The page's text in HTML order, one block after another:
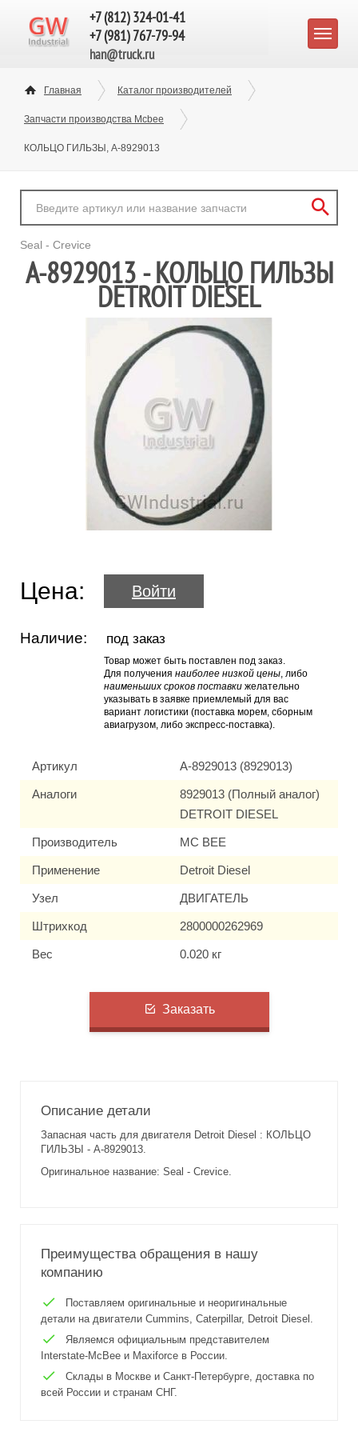
+7 (812) 324-01-41
+7 (981) 767-79-94
han@truck.ru
Главная Каталог производителей
Запчасти производства Mcbee
КОЛЬЦО ГИЛЬЗЫ, A-8929013
Seal - Crevice
A-8929013 - КОЛЬЦО ГИЛЬЗЫ
DETROIT DIESEL
Цена: Войти
Наличие: под заказ
Товар может быть поставлен под заказ.
Для получения наиболее низкой цены , либо
наименьших сроков поставки желательно
указывать в заявке приемлемый для вас
вариант логистики (поставка морем, сборным
авиагрузом, либо экспресс-поставка).
Артикул A-8929013 (8929013)
Аналоги
8929013 (Полный аналог)
DETROIT DIESEL
Производитель MC BEE
Применение Detroit Diesel
Узел ДВИГАТЕЛЬ
Штрихкод 2800000262969
Вес 0.020 кг
Заказать
Описание детали
Запасная часть для двигателя Detroit Diesel : КОЛЬЦО
ГИЛЬЗЫ - A-8929013.
Оригинальное название: Seal - Crevice.
Преимущества обращения в нашу
компанию
Поставляем оригинальные и неоригинальные
детали на двигатели Cummins, Caterpillar, Detroit Diesel.
Являемся официальным представителем
Interstate-McBee и Maxiforce в России.
Склады в Москве и Санкт-Петербурге, доставка по
всей России и странам СНГ.